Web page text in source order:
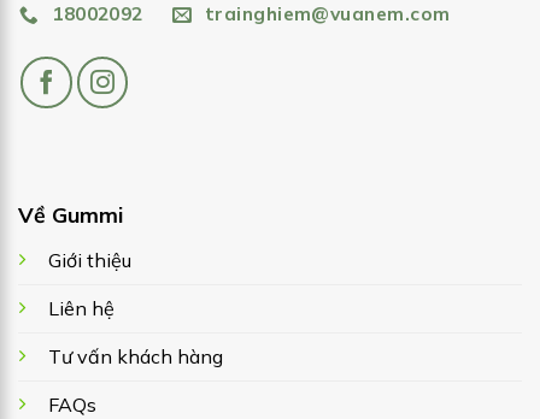
18002092 trainghiem@vuanem.com
Về Gummi
Giới thiệu
Liên hệ
Tư vấn khách hàng
FAQs